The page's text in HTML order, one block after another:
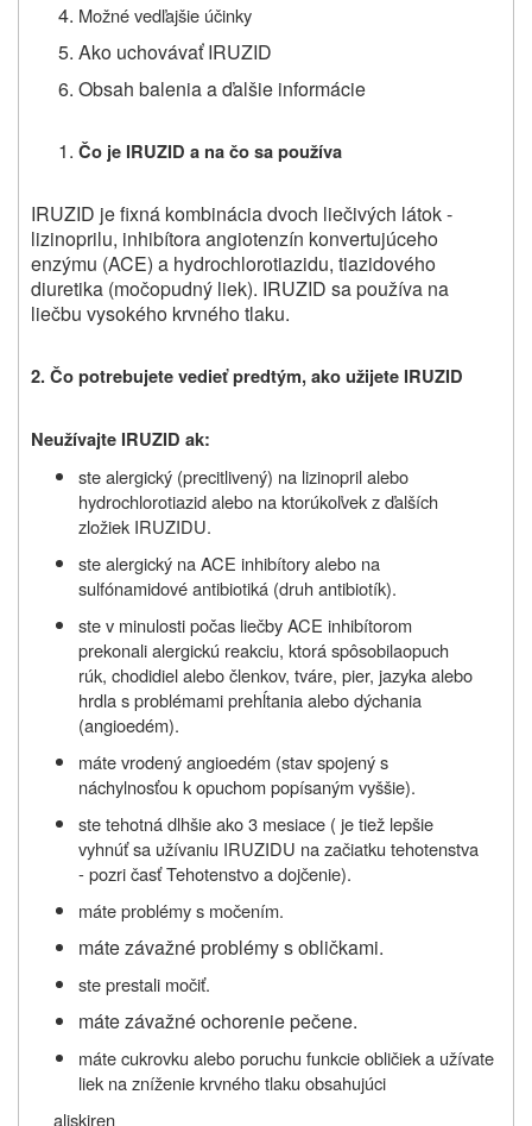
Možné vedľajšie účinky
Ako uchovávať IRUZID
Obsah balenia a ďalšie informácie
Čo je IRUZID a na čo sa používa
IRUZID je fixná kombinácia dvoch liečivých látok -
lizinoprilu, inhibítora angiotenzín konvertujúceho
enzýmu (ACE) a hydrochlorotiazidu, tiazidového
diuretika (močopudný liek). IRUZID sa používa na
liečbu vysokého krvného tlaku.
2.Čo potrebujete vedieť predtým, ako užijete IRUZID
Neužívajte IRUZID ak:
ste alergický (precitlivený) na lizinoprilalebo
hydrochlorotiazid alebo na ktorúkoľvek z ďalších
zložiek IRUZIDU.
ste alergický na ACE inhibítory alebo na
sulfónamidové antibiotiká (druh antibiotík).
ste v minulosti počas liečby ACE inhibítorom
prekonali alergickú reakciu, ktorá spôsobilaopuch
rúk, chodidiel alebo členkov, tváre, pier, jazyka alebo
hrdla s problémami prehĺtania alebo dýchania
(angioedém).
máte vrodený angioedém (stav spojený s
náchylnosťou k opuchom popísaným vyššie).
ste tehotná dlhšie ako3 mesiace ( je tiež lepšie
vyhnúť sa užívaniu IRUZIDU na začiatku tehotenstva
- pozri časť Tehotenstvo a dojčenie).
máte problémy s močením.
máte závažné problémy s obličkami.
ste prestali močiť.
máte závažné ochorenie pečene.
máte cukrovku alebo poruchu funkcie obličiek a užívate
liek na zníženie krvného tlaku obsahujúci
aliskiren